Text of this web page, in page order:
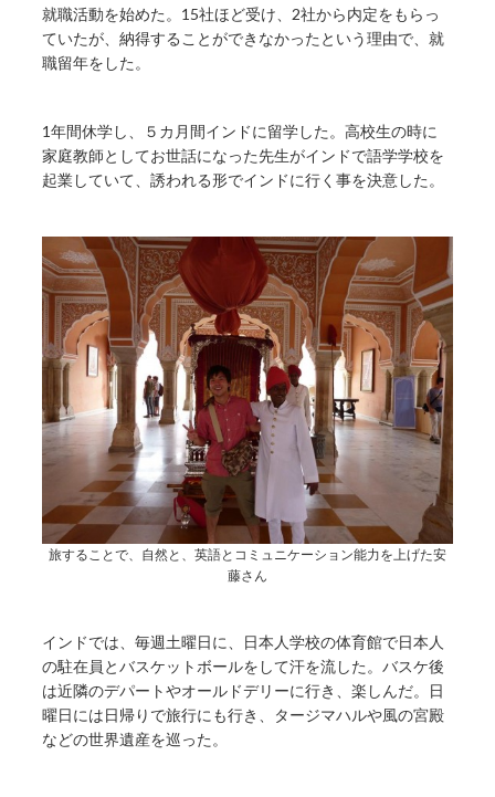
就職活動を始めた。15社ほど受け、2社から内定をもらっ
ていたが、納得することができなかったという理由で、就
職留年をした。
1年間休学し、５カ月間インドに留学した。高校生の時に
家庭教師としてお世話になった先生がインドで語学学校を
起業していて、誘われる形でインドに行く事を決意した。
旅することで、自然と、英語とコミュニケーション能力を上げた安
藤さん
インドでは、毎週土曜日に、日本人学校の体育館で日本人
の駐在員とバスケットボールをして汗を流した。バスケ後
は近隣のデパートやオールドデリーに行き、楽しんだ。日
曜日には日帰りで旅行にも行き、タージマハルや風の宮殿
などの世界遺産を巡った。